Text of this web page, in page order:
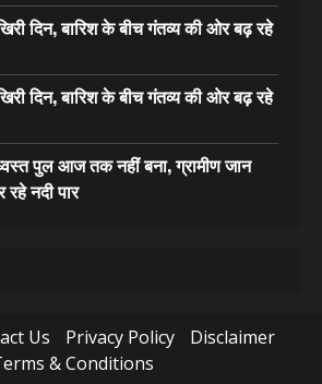
दिन, बारिश के बीच गंतव्य की ओर बढ़ रहे
दिन, बारिश के बीच गंतव्य की ओर बढ़ रहे
पुल आज तक नहीं बना, ग्रामीण जान
नदी पार
Us Privacy Policy
Disclaimer
& Conditions